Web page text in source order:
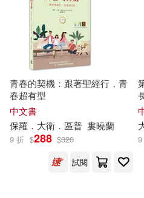
和ヶ原聡司(80)
胡適(80)
Kokonose Shiki(79)
愛德少兒(79) 錢
紙上魔方(77)
Warner Classics(704)
世界圖書出版公司北京
三采(644)
湖南少年兒童出版社
中國法制出版社(642)
青春的契機：跟著聖經行，青
春超有型
中文書
保羅． 大衛 ．區普 婁曉蘭
9 折 $288 $320
試閱